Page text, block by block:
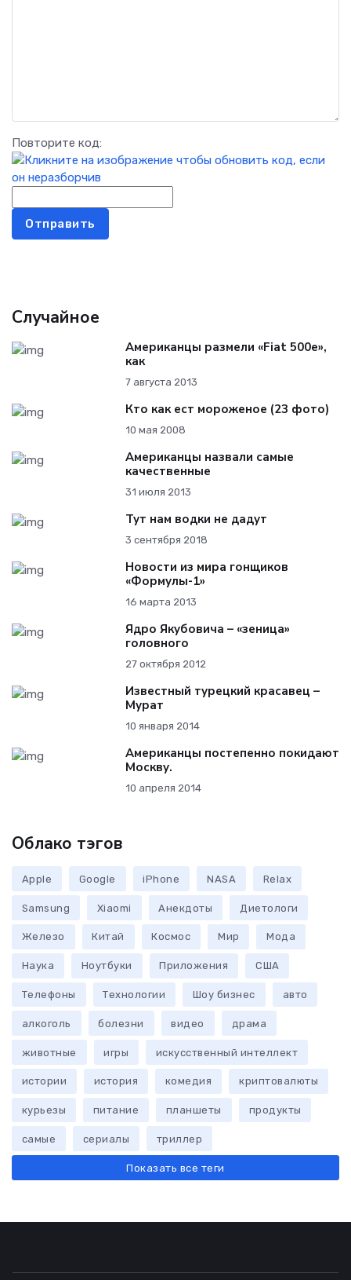
Повторите код:
Отправить
Случайное
Американцы размели «Fiat 500e»,
как
7 августа 2013
Кто как ест мороженое (23 фото)
10 мая 2008
Американцы назвали самые
качественные
31 июля 2013
Тут нам водки не дадут
3 сентября 2018
Новости из мира гонщиков
«Формулы-1»
16 марта 2013
Ядро Якубовича – «зеница»
головного
27 октября 2012
Известный турецкий красавец –
Мурат
10 января 2014
Американцы постепенно покидают
Москву.
10 апреля 2014
Облако тэгов
Apple Google iPhone NASA Relax
Samsung Xiaomi Анекдоты Диетологи
Железо Китай Космос Мир Мода
Наука Ноутбуки Приложения США
Телефоны Технологии Шоу бизнес авто
алкоголь болезни видео драма
животные игры искусственный интеллект
истории история комедия криптовалюты
курьезы питание планшеты продукты
самые сериалы триллер
Показать все теги